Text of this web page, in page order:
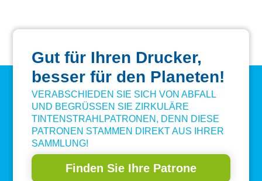
Gut für Ihren Drucker,
besser für den Planeten!
VERABSCHIEDEN SIE SICH VON ABFALL
UND BEGRÜSSEN SIE ZIRKULÄRE T
INTENSTRAHLPATRONEN, DENN DIESE P
ATRONEN STAMMEN DIREKT AUS IHRER S
AMMLUNG!
Finden Sie Ihre Patrone